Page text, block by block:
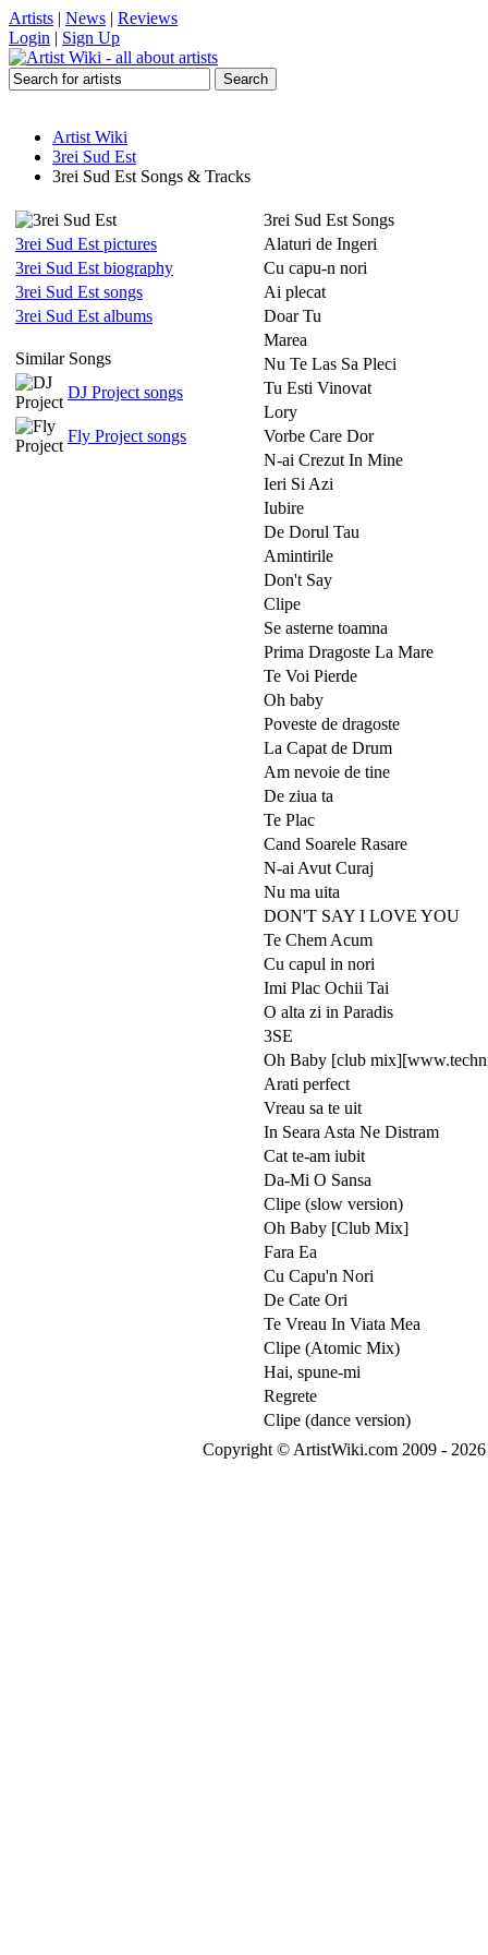
Artists | News | Reviews
Login | Sign Up
Artist Wiki
3rei Sud Est
3rei Sud Est Songs & Tracks
3rei Sud Est pictures
3rei Sud Est biography
3rei Sud Est songs
3rei Sud Est albums
Similar Songs
DJ Project songs
Fly Project songs
3rei Sud Est Songs
Alaturi de Ingeri
Cu capu-n nori
Ai plecat
Doar Tu
Marea
Nu Te Las Sa Pleci
Tu Esti Vinovat
Lory
Vorbe Care Dor
N-ai Crezut In Mine
Ieri Si Azi
Iubire
De Dorul Tau
Amintirile
Don't Say
Clipe
Se asterne toamna
Prima Dragoste La Mare
Te Voi Pierde
Oh baby
Poveste de dragoste
La Capat de Drum
Am nevoie de tine
De ziua ta
Te Plac
Cand Soarele Rasare
N-ai Avut Curaj
Nu ma uita
DON'T SAY I LOVE YOU
Te Chem Acum
Cu capul in nori
Imi Plac Ochii Tai
O alta zi in Paradis
3SE
Oh Baby [club
Arati perfect
Vreau sa te uit
In Seara Asta Ne Distram
Cat te-am iubit
Da-Mi O Sansa
Clipe (slow version)
Oh Baby [Club Mix]
Fara Ea
Cu Capu'n Nori
De Cate Ori
Te Vreau In Viata Mea
Clipe (Atomic Mix)
Hai, spune-mi
Regrete
Clipe (dance version)
Copyright © ArtistWiki.com 2009 -